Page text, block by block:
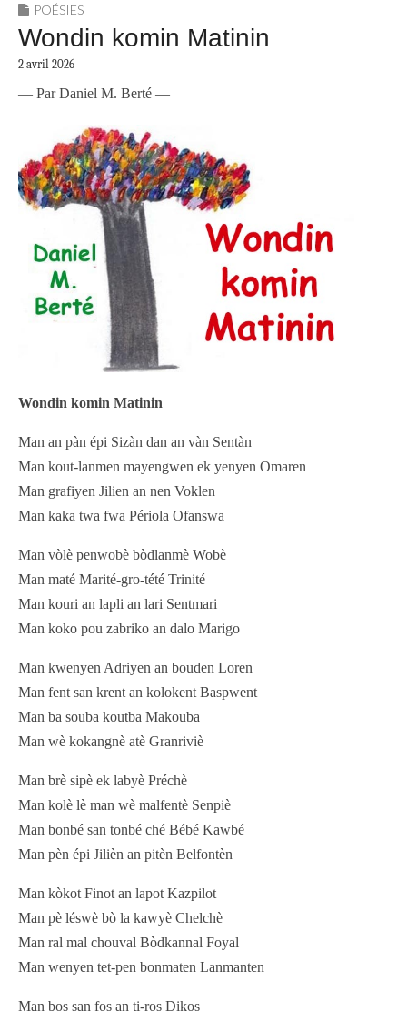
POÉSIES
Wondin komin Matinin
2 avril 2026
— Par Daniel M. Berté —
Wondin komin Matinin
Man an pàn épi Sizàn dan an vàn Sentàn
Man kout-lanmen mayengwen ek yenyen Omaren
Man grafiyen Jilien an nen Voklen
Man kaka twa fwa Périola Ofanswa
Man vòlè penwobè bòdlanmè Wobè
Man maté Marité-gro-tété Trinité
Man kouri an lapli an lari Sentmari
Man koko pou zabriko an dalo Marigo
Man kwenyen Adriyen an bouden Loren
Man fent san krent an kolokent Baspwent
Man ba souba koutba Makouba
Man wè kokangnè atè Granriviè
Man brè sipè ek labyè Préchè
Man kolè lè man wè malfentè Senpiè
Man bonbé san tonbé ché Bébé Kawbé
Man pèn épi Jilièn an pitèn Belfontèn
Man kòkot Finot an lapot Kazpilot
Man pè léswè bò la kawyè Chelchè
Man ral mal chouval Bòdkannal Foyal
Man wenyen tet-pen bonmaten Lanmanten
Man bos san fos an ti-ros Dikos